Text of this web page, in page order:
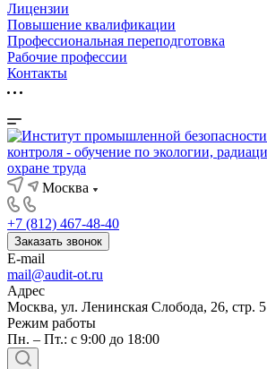
Лицензии
Повышение квалификации
Профессиональная переподготовка
Рабочие профессии
Контакты
Москва
+7 (812) 467-48-40
Заказать звонок
E-mail
mail@audit-ot.ru
Адрес
Москва, ул. Ленинская Слобода, 26, стр. 5
Режим работы
Пн. – Пт.: с 9:00 до 18:00